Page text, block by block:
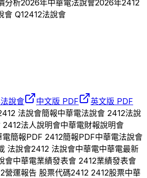
分析2026年中華電法說會2026年2412
會 Q12412法說會
說會 中文版 PDF
英文版 PDF
法說會簡報中華電法說會 2412法說
2412法人說明會中華電財報說明會
電簡報PDF 2412簡報PDF中華電法說會
法說會2412 法說會中華電中華電最新
會中華電業績發表會 2412業績發表會
營運報告 股票代碼2412 2412股票中華